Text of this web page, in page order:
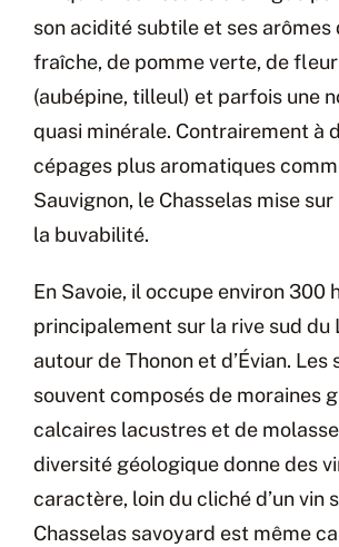
son acidité subtile et ses arômes
fraîche, de pomme verte, de
(aubépine, tilleul) et parfois une
quasi minérale. Contrairement à
cépages plus aromatiques
Sauvignon, le Chasselas mise
la buvabilité.
En Savoie, il occupe environ 300
principalement sur la rive sud du
autour de Thonon et d’Évian. Les
souvent composés de moraines
calcaires lacustres et de
diversité géologique donne des
caractère, loin du cliché d’un vin
Chasselas savoyard est même